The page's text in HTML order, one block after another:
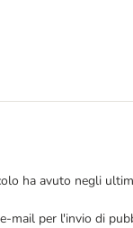
ha avuto negli
mail per l'invio di